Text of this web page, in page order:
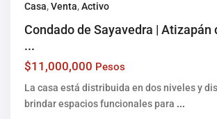
Casa,Venta,Activo
Condado de Sayavedra | Atizapán
...
$11,000,000 Pesos
La casa está distribuida en dos niveles y
brindar espacios funcionales para ...